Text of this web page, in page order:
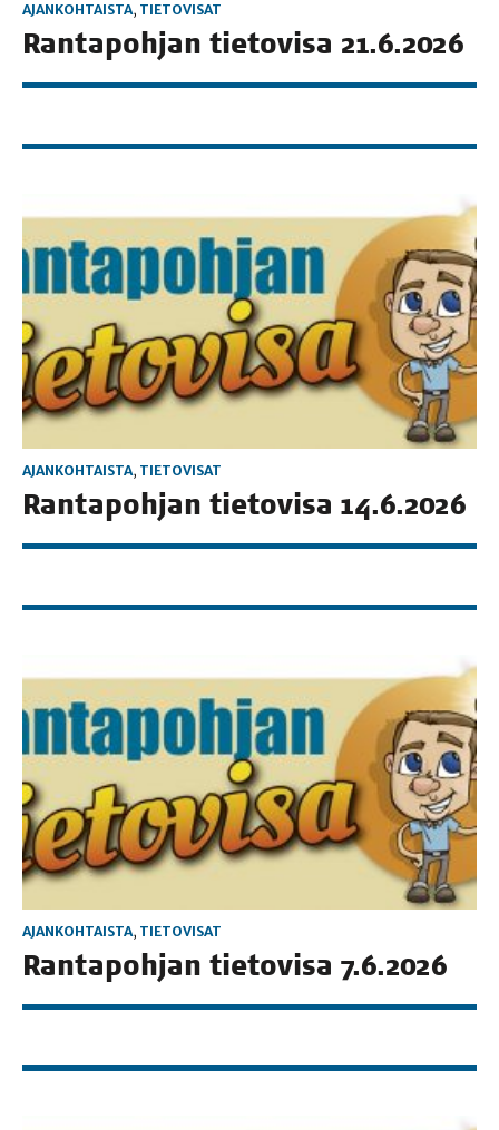
AJANKOHTAISTA, TIETOVISAT
Ran­ta­poh­jan tie­to­vi­sa 21.6.2026
AJANKOHTAISTA, TIETOVISAT
Ran­ta­poh­jan tie­to­vi­sa 14.6.2026
AJANKOHTAISTA, TIETOVISAT
Ran­ta­poh­jan tie­to­vi­sa 7.6.2026